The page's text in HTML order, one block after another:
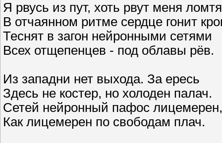
Я рвусь из пут, хоть рвут меня
В отчаянном ритме сердце гонит
Теснят в загон нейронными сетями
Всех отщепенцев - под облавы рёв.
Из западни нет выхода. За ересь
Здесь не костер, но холоден палач.
Сетей нейронный пафос лицемерен,
Как лицемерен по свободам плач.